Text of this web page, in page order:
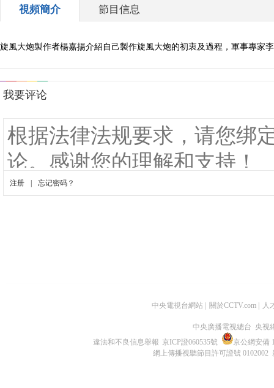
視頻簡介 節目信息
旋風大炮製作者楊嘉揚介紹自己製作旋風大炮的初衷及過程，軍事專家
中央電視台網站 關於CCTV.com 人
中央廣播電視總台 央視
違法和不良信息舉報 京ICP證060535號
京公網安備
網上傳播視聽節目許可證號 0102002